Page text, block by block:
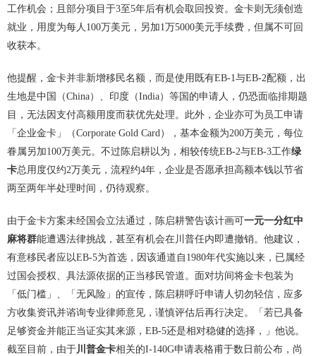
工作机会；且部分项目于3至5年后有机会取回投资。金卡则无须创造
就业，用度为每人100万美元，另加1万5000美元手续费，但属不可回
收获本。
他提醒，金卡并非新增移民名额，而是使用既有EB-1与EB-2配额，出
生地是中国（China）、印度（India）等国的申请人，仍恐面临排期题
目，无法因支付高额用度而获优先处理。此外，企业亦可为员工申请
「企业金卡」（Corporate Gold Card），基本金额为200万美元，每位
眷属另加100万美元。不过陈启耕以为，相较传统EB-2与EB-3工作绿
卡总用度仅约2万美元，流程约4年，企业是否愿承担高额本钱以节省
两至两年半处理时间，仍待观察。
由于金卡方案未经国会立法通过，陈启耕警告该计画可一元一分红中
麻将群能遭遇法律挑战，甚至有机会在川普任内即遭撤销。他建议，
有意移民者应以EB-5为首选，因该通道自1980年代实施以来，已属经
过国会授权、具法源依据的正当移民管道。面对坊间将金卡包装为
「低门槛」、「无风险」的宣传，陈启耕呼吁申请人切勿轻信，应多
方收集资讯并谘询专业律师意见，谨慎评估后再行决定。「若已具备
足够资金并能正当证实其来源，EB-5还是相对稳健的选择，」他说。
截至目前，由于川普金卡相关的I-140G申请表格甫于数日前公布，尚